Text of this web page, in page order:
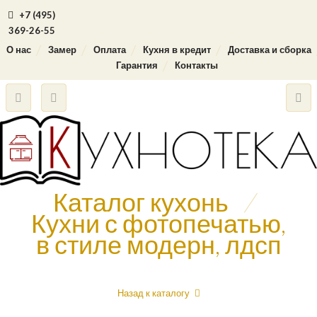
+7 (495)
369-26-55
О нас
Замер Оплата Кухня в кредит
Доставка и сборка
Гарантия
Контакты
Каталог кухонь /
Кухни с фотопечатью,
в стиле модерн, лдсп
Назад к каталогу